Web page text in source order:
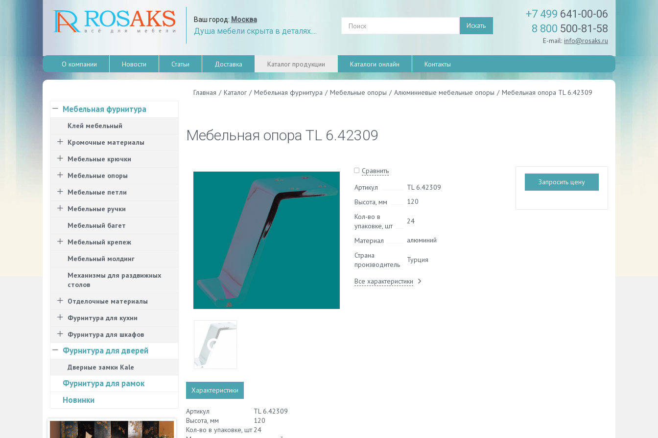
Ваш город: Москва
Душа мебели скрыта в деталях....
Искать
+7 499 641-00-06
8 800 500-81-58
E-mail: info@rosaks.ru
О компании Новости Статьи Доставка Каталог продукции Каталоги онлайн Контакты
Главная / Каталог / Мебельная фурнитура / Мебельные опоры / Алюминиевые мебельные опоры / Мебельная опора TL 6.42309
Мебельная опора TL 6.42309
Сравнить
Артикул
TL 6.42309
Высота, мм
120
Кол-во в
упаковке, шт
24
Материал
алюминий
Страна
производитель
Турция
Все характеристики
Запросить цену
Характеристики
Артикул
TL 6.42309
Высота, мм
120
Кол-во в упаковке, шт24
Мебельная фурнитура
Клей мебельный
Кромочные материалы
Мебельные крючки
Мебельные опоры
Мебельные петли
Мебельные ручки
Мебельный багет
Мебельный крепеж
Мебельный молдинг
Механизмы для раздвижных
столов
Отделочные материалы
Фурнитура для кухни
Фурнитура для шкафов
Фурнитура для дверей
Дверные замки Kale
Фурнитура для рамок
Новинки